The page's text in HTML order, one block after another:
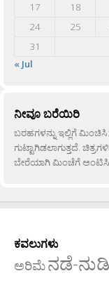
17
18
24
25
31
« Jul
ನೀವೂ ಬರೆಯಿರಿ
ಬರಹಗಳನ್ನು ಇಲ್ಲಿಗೆ ಮಿಂಚಿಸಿ:
ಗುಟ್ಟಾಗಿಡಲಾಗುತ್ತದೆ.
ಬೇರೆಯಾಗಿ ಮಿಂಚೆಗೆ
ಕವಲುಗಳು
ಅರಿಮೆನಡೆ-ನುಡಿ